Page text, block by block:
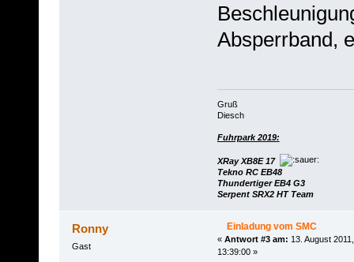
Absperrband,
Gruß
Diesch
Fuhrpark 2019:
XRay XB8E 17
Tekno RC EB48
Thundertiger EB4 G3
Serpent SRX2 HT Team
Ronny
Gast
Einladung vom SMC
« Antwort #3 am: 13. August 2011,
13:39:00 »